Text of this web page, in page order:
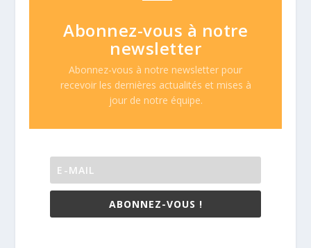
Abonnez-vous à notre
newsletter
Abonnez-vous à notre newsletter pour
recevoir les dernières actualités et mises à
jour de notre équipe.
ABONNEZ-VOUS !